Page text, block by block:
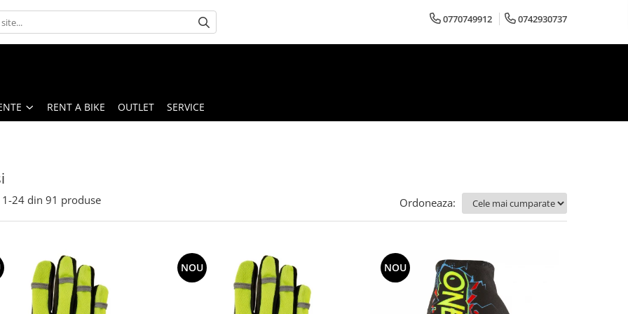
0770749912 0742930737
RENT A BIKE OUTLET SERVICE
1-24 din 91 produse Ordoneaza:
NOU NOU